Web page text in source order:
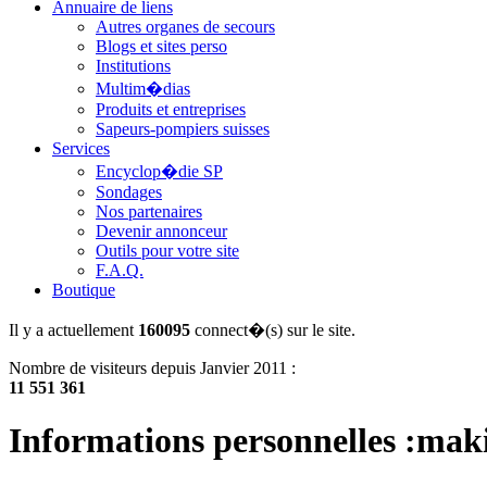
Annuaire de liens
Autres organes de secours
Blogs et sites perso
Institutions
Multim�dias
Produits et entreprises
Sapeurs-pompiers suisses
Services
Encyclop�die SP
Sondages
Nos partenaires
Devenir annonceur
Outils pour votre site
F.A.Q.
Boutique
Il y a actuellement 160095 connect�(s) sur le site.
Nombre de visiteurs depuis Janvier 2011 :
11 551 361
Informations personnelles